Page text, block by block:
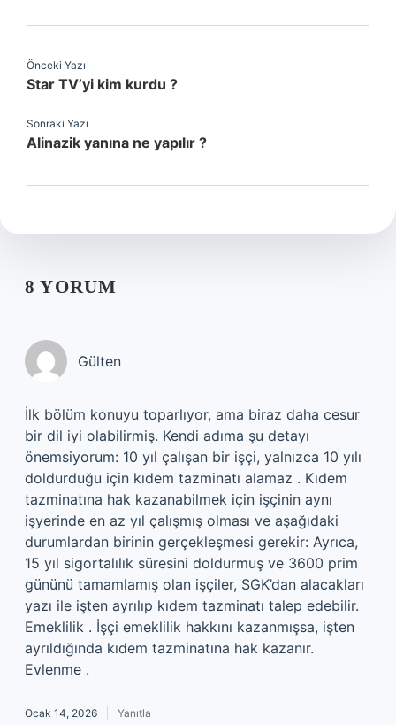
Önceki Yazı
Star TV’yi kim kurdu ?
Sonraki Yazı
Alinazik yanına ne yapılır ?
8 YORUM
Gülten
İlk bölüm konuyu toparlıyor, ama biraz daha cesur
bir dil iyi olabilirmiş. Kendi adıma şu detayı
önemsiyorum: 10 yıl çalışan bir işçi, yalnızca 10 yılı
doldurduğu için kıdem tazminatı alamaz . Kıdem
tazminatına hak kazanabilmek için işçinin aynı
işyerinde en az yıl çalışmış olması ve aşağıdaki
durumlardan birinin gerçekleşmesi gerekir: Ayrıca,
15 yıl sigortalılık süresini doldurmuş ve 3600 prim
gününü tamamlamış olan işçiler, SGK’dan alacakları
yazı ile işten ayrılıp kıdem tazminatı talep edebilir.
Emeklilik . İşçi emeklilik hakkını kazanmışsa, işten
ayrıldığında kıdem tazminatına hak kazanır.
Evlenme .
Ocak 14, 2026 Yanıtla